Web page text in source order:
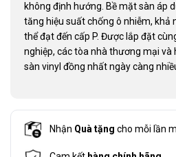
không định hướng. Bề mặt sàn áp
tăng hiệu suất chống ô nhiễm, khả
thể đạt đến cấp P. Được lắp đặt
nghiệp, các tòa nhà thương mại và
sàn vinyl đồng nhất ngày càng
Nhận Quà tặng cho mỗi lần